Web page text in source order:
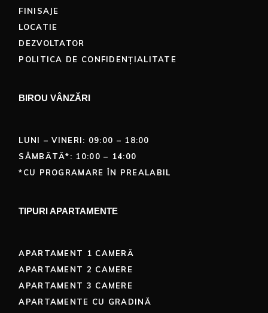
FINISAJE
LOCATIE
DEZVOLTATOR
POLITICA DE CONFIDENȚIALITATE
BIROU VÂNZĂRI
LUNI – VINERI: 09:00 – 18:00
SÂMBĂTĂ*: 10:00 – 14:00
*CU PROGRAMARE ÎN PREALABIL
TIPURI APARTAMENTE
APARTAMENT 1 CAMERĂ
APARTAMENT 2 CAMERE
APARTAMENT 3 CAMERE
APARTAMENTE CU GRADINĂ